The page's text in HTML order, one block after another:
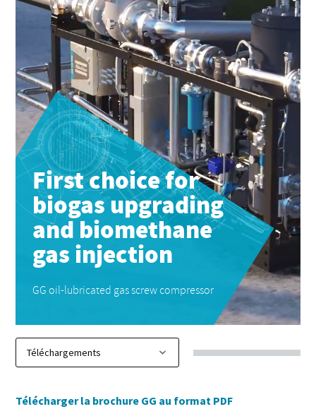
Télécharger la brochure GG au format PDF